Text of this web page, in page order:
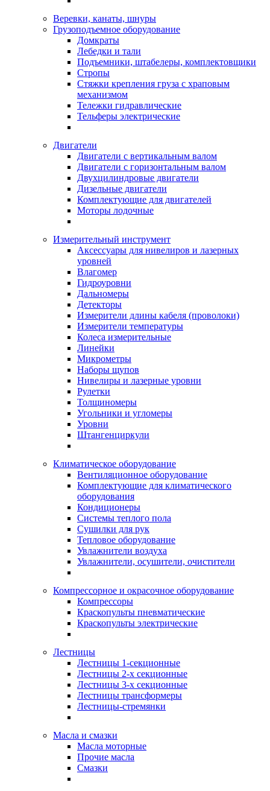
Веревки, канаты, шнуры
Грузоподъемное оборудование
Домкраты
Лебедки и тали
Подъемники, штабелеры, комплектовщики
Стропы
Стяжки крепления груза с храповым
механизмом
Тележки гидравлические
Тельферы электрические
Двигатели
Двигатели с вертикальным валом
Двигатели с горизонтальным валом
Двухцилиндровые двигатели
Дизельные двигатели
Комплектующие для двигателей
Моторы лодочные
Измерительный инструмент
Аксессуары для нивелиров и лазерных
уровней
Влагомер
Гидроуровни
Дальномеры
Детекторы
Измерители длины кабеля (проволоки)
Измерители температуры
Колеса измерительные
Линейки
Микрометры
Наборы щупов
Нивелиры и лазерные уровни
Рулетки
Толщиномеры
Угольники и угломеры
Уровни
Штангенциркули
Климатическое оборудование
Вентиляционное оборудование
Комплектующие для климатического
оборудования
Кондиционеры
Системы теплого пола
Сушилки для рук
Тепловое оборудование
Увлажнители воздуха
Увлажнители, осушители, очистители
Компрессорное и окрасочное оборудование
Компрессоры
Краскопульты пневматические
Краскопульты электрические
Лестницы
Лестницы 1-секционные
Лестницы 2-х секционные
Лестницы 3-х секционные
Лестницы трансформеры
Лестницы-стремянки
Масла и смазки
Масла моторные
Прочие масла
Смазки